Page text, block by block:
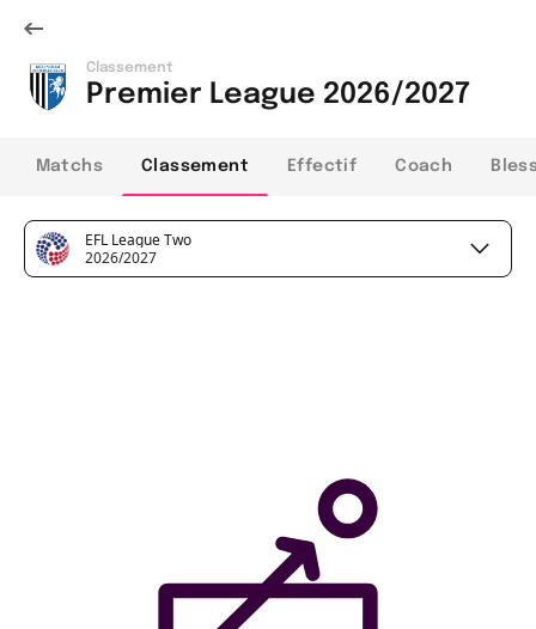
Classement
Premier League 2026/2027
Matchs Classement Effectif Coach
EFL League Two
2026/2027